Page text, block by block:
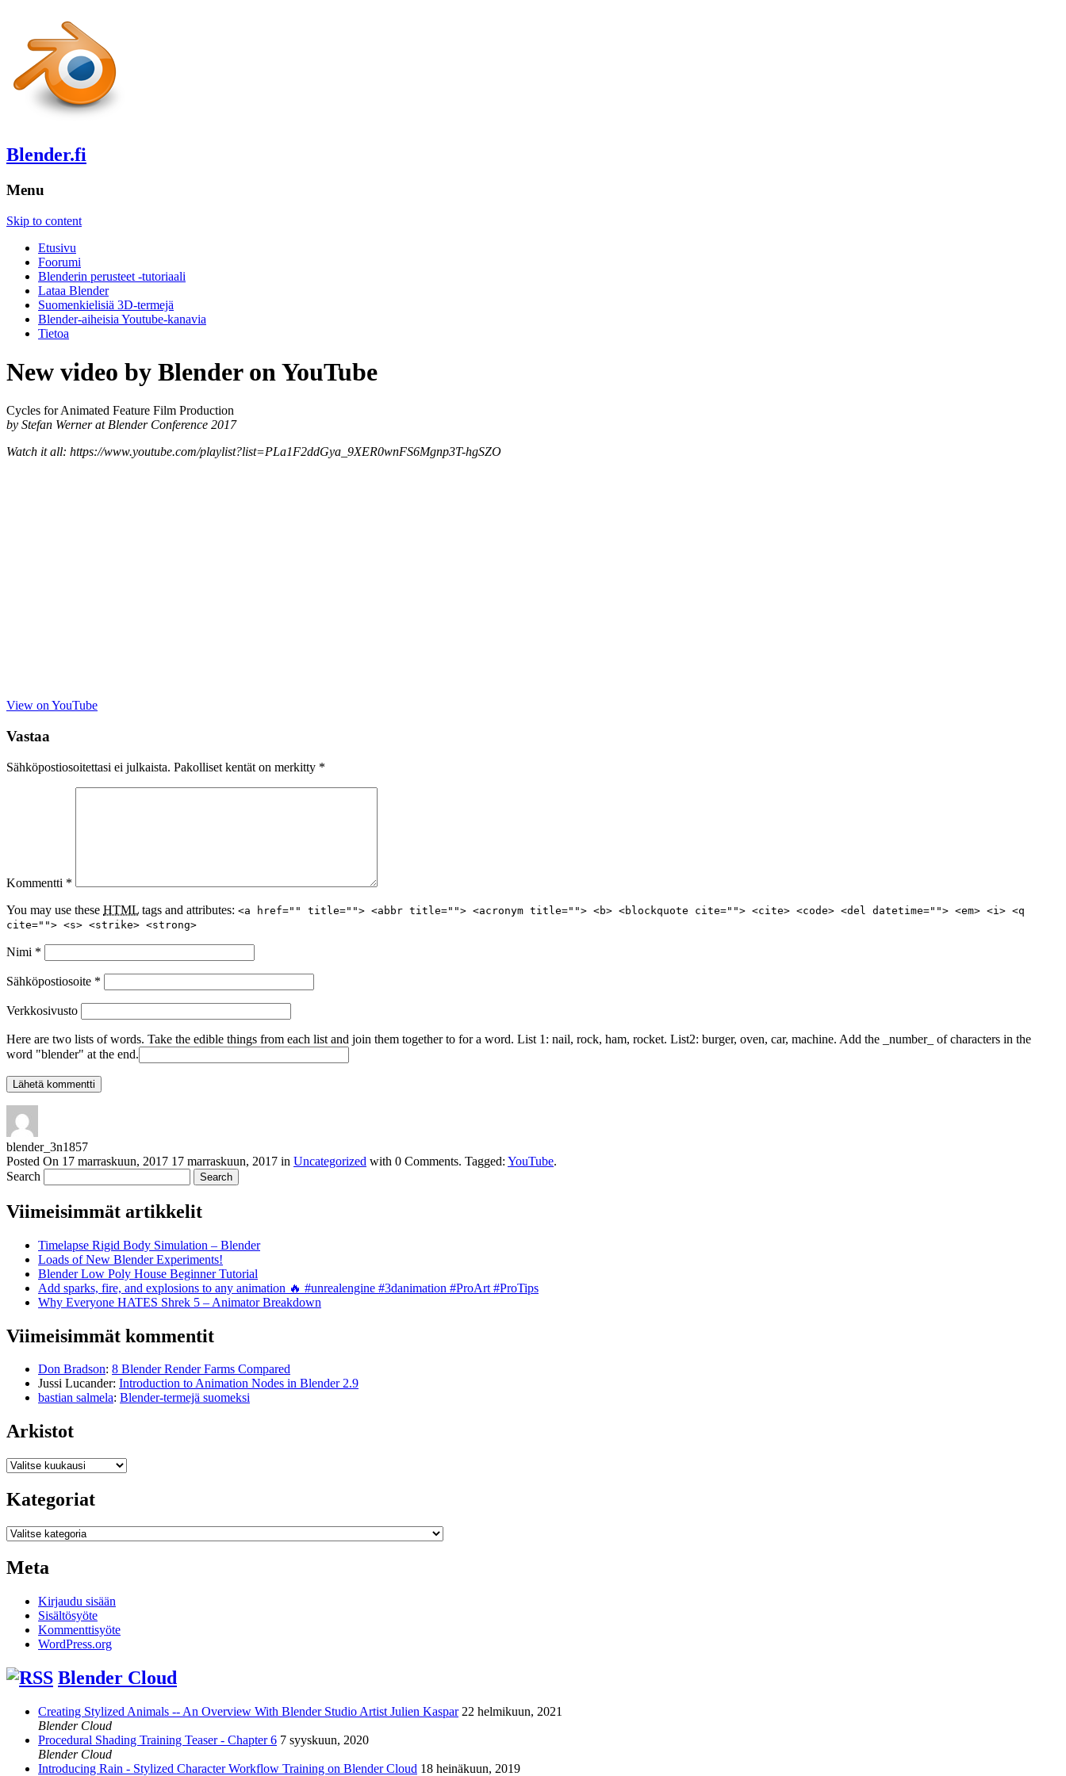
Blender.fi
Menu
Skip to content
Etusivu
Foorumi
Blenderin perusteet -tutoriaali
Lataa Blender
Suomenkielisiä 3D-termejä
Blender-aiheisia Youtube-kanavia
Tietoa
New video by Blender on YouTube
Cycles for Animated Feature Film Production
by Stefan Werner at Blender Conference 2017
Watch it all: https://www.youtube.com/playlist?list=PLa1F2ddGya_9XER0wnFS6Mgnp3T-hgSZO
View on YouTube
Vastaa
Sähköpostiosoitettasi ei julkaista. Pakolliset kentät on merkitty *
Kommentti *
You may use these HTML tags and attributes: <a href="" title=""> <abbr title=""> <acronym title=""> <b> <blockquote cite=""> <cite> <code> <del datetime=""> <em> <i> <q
cite=""> <s> <strike> <strong>
Nimi *
Sähköpostiosoite *
Verkkosivusto
Here are two lists of words. Take the edible things from each list and join them together to for a word. List 1: nail, rock, ham, rocket. List2: burger, oven, car, machine. Add the _number_ of characters in the
word "blender" at the end.
blender_3n1857
Posted On 17 marraskuun, 2017 17 marraskuun, 2017 in Uncategorized with 0 Comments. Tagged: YouTube.
Search
Viimeisimmät artikkelit
Timelapse Rigid Body Simulation – Blender
Loads of New Blender Experiments!
Blender Low Poly House Beginner Tutorial
Add sparks, fire, and explosions to any animation 🔥 #unrealengine #3danimation #ProArt #ProTips
Why Everyone HATES Shrek 5 – Animator Breakdown
Viimeisimmät kommentit
Don Bradson: 8 Blender Render Farms Compared
Jussi Lucander: Introduction to Animation Nodes in Blender 2.9
bastian salmela: Blender-termejä suomeksi
Arkistot
Arkistot
Kategoriat
Kategoriat
Meta
Kirjaudu sisään
Sisältösyöte
Kommenttisyöte
WordPress.org
Blender Cloud
Creating Stylized Animals -- An Overview With Blender Studio Artist Julien Kaspar 22 helmikuun, 2021
Blender Cloud
Procedural Shading Training Teaser - Chapter 6 7 syyskuun, 2020
Blender Cloud
Introducing Rain - Stylized Character Workflow Training on Blender Cloud 18 heinäkuun, 2019